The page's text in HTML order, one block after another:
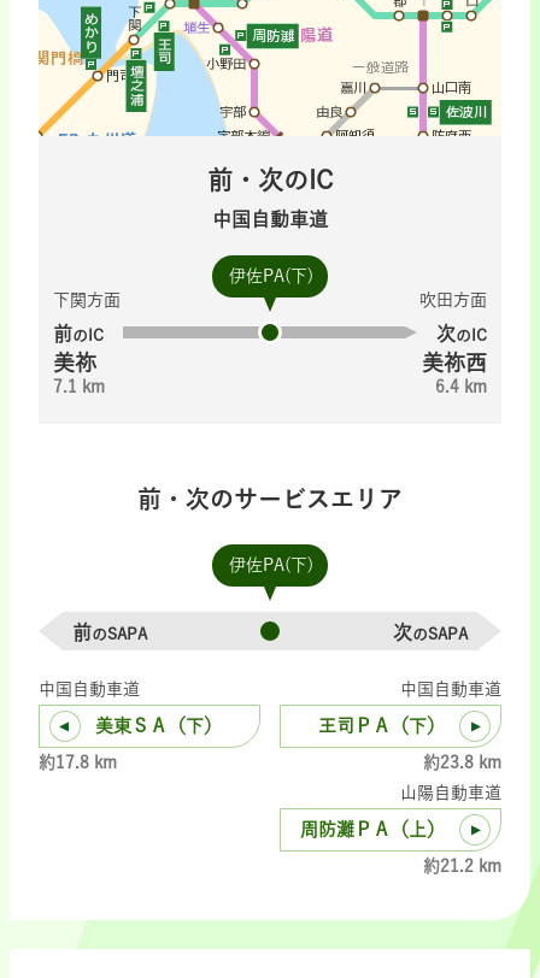
前・次のIC
中国自動車道
伊佐PA(下)
下関方面
前のIC
美祢
7.1 km
吹田方面
次のIC
美祢西
6.4 km
前・次のサービスエリア
伊佐PA(下)
前のSAPA 次のSAPA
中国自動車道
美東ＳＡ（下）
約17.8 km
中国自動車道
王司ＰＡ（下）
約23.8 km
山陽自動車道
周防灘ＰＡ（上）
約21.2 km